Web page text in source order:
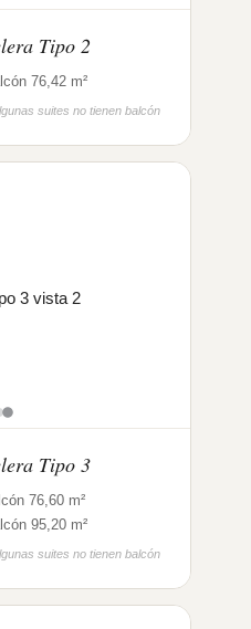
Tipo 2
76,42 m²
suites no tienen balcón
Tipo 3
76,60 m²
95,20 m²
suites no tienen balcón